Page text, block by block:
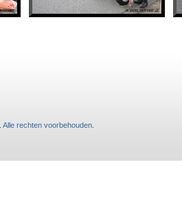
Alle rechten voorbehouden